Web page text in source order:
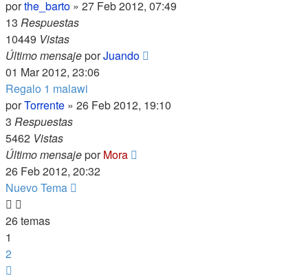
porthe_barto » 27 Feb 2012, 07:49
13 Respuestas
10449 Vistas
Último mensajeporJuando
01 Mar 2012, 23:06
Regalo 1 malawi
porTorrente » 26 Feb 2012, 19:10
3 Respuestas
5462 Vistas
Último mensajeporMora
26 Feb 2012, 20:32
Nuevo Tema
26 temas
1
2